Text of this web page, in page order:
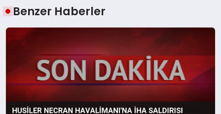
Benzer Haberler